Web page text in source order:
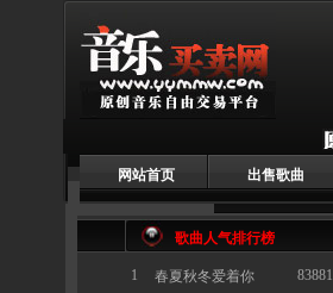
网站首页 出售歌曲
歌曲人气排行榜
1 春夏秋冬爱着你
83881